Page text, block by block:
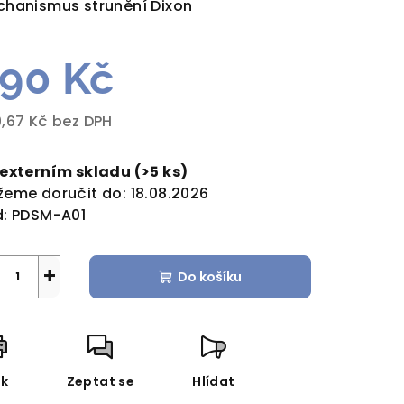
strunění Dixon
Kč
Kč bez DPH
skladu (>5 ks)
doručit do: 18.08.2026
PDSM-A01
+ Do košíku
Zeptat se Hlídat